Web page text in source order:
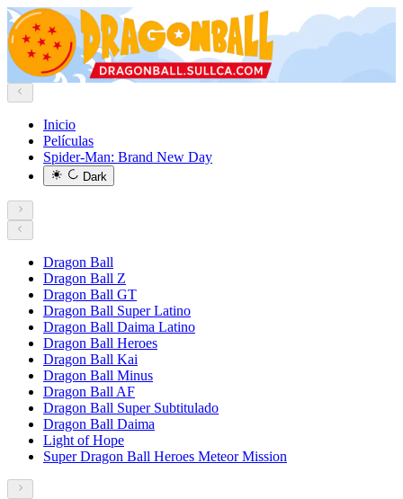
Inicio
Películas
Spider-Man: Brand New Day
Dark
Dragon Ball
Dragon Ball Z
Dragon Ball GT
Dragon Ball Super Latino
Dragon Ball Daima Latino
Dragon Ball Heroes
Dragon Ball Kai
Dragon Ball Minus
Dragon Ball AF
Dragon Ball Super Subtitulado
Dragon Ball Daima
Light of Hope
Super Dragon Ball Heroes Meteor Mission